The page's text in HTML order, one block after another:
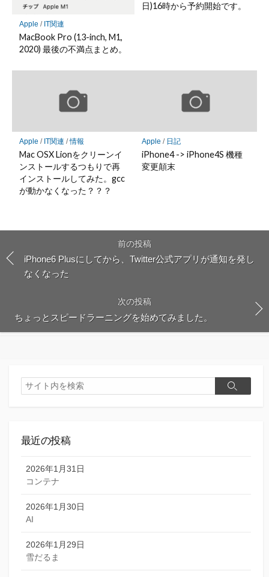
Apple / IT関連
MacBook Pro (13-inch, M1,
2020) 最後の不満点まとめ。
日)16時から予約開始です。
Apple / IT関連 /情報
Mac OSX Lionをクリーンイ
ンストールするつもりで再
インストールしてみた。gcc
が動かなくなった？？？
Apple / 日記
iPhone4 -> iPhone4S 機種
変更顛末
前の投稿
iPhone6 Plusにしてから、Twitter公式アプリが通知を発し
なくなった
次の投稿
ちょっとスピードラーニングを始めてみました。
検
索
検
最近の投稿
2026年1月31日
コンテナ
2026年1月30日
AI
2026年1月29日
雪だるま